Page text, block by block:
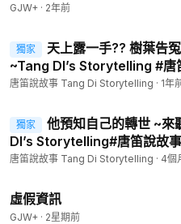
GJW+ · 2年前
獨家
天上露一手?? 樹葉告
~Tang DI’s Storytelling #唐笛說故事 , #Tang DI’s
Storytelling ,#生活, #教育 , #
唐笛說故事 Tang Di Storytelling · 1年
獨家
他預知自己的轉世 ~
DI’s Storytelling#唐笛說故
Storytelling ,#生活, #教育 , #
唐笛說故事 Tang Di Storytelling · 4個
虛假資訊
GJW+ · 2星期前